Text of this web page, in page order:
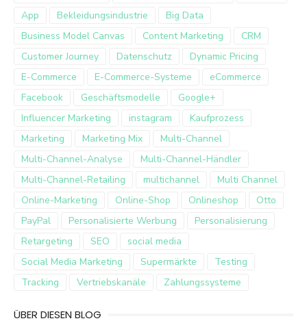
App
Bekleidungsindustrie
Big Data
Business Model Canvas
Content Marketing
CRM
Customer Journey
Datenschutz
Dynamic Pricing
E-Commerce
E-Commerce-Systeme
eCommerce
Facebook
Geschäftsmodelle
Google+
Influencer Marketing
instagram
Kaufprozess
Marketing
Marketing Mix
Multi-Channel
Multi-Channel-Analyse
Multi-Channel-Händler
Multi-Channel-Retailing
multichannel
Multi Channel
Online-Marketing
Online-Shop Onlineshop
Otto
PayPal
Personalisierte Werbung
Personalisierung
Retargeting
SEO
social media
Social Media Marketing
Supermärkte
Testing
Tracking
Vertriebskanäle Zahlungssysteme
ÜBER DIESEN BLOG